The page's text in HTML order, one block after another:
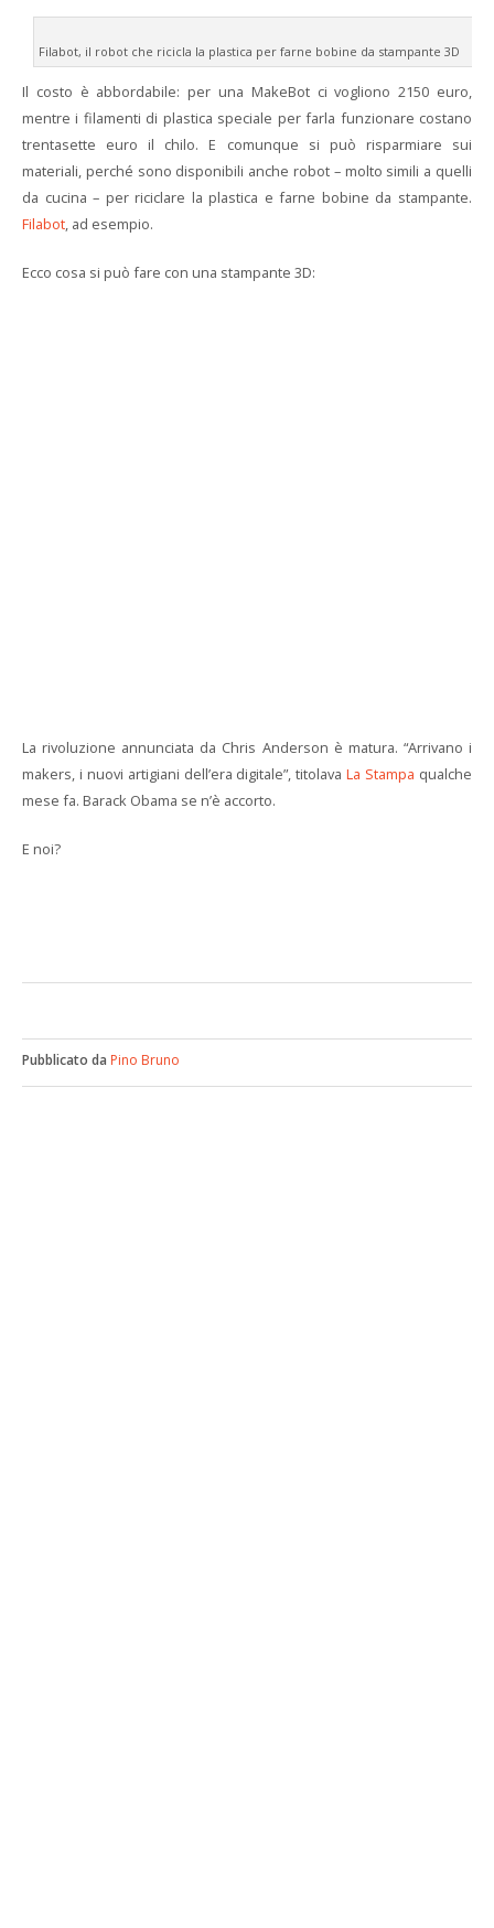
Filabot, il robot che ricicla la plastica per farne bobine da stampante 3D
Il costo è abbordabile: per una MakeBot ci vogliono 2150 euro,
mentre i filamenti di plastica speciale per farla funzionare costano
trentasette euro il chilo. E comunque si può risparmiare sui
materiali, perché sono disponibili anche robot – molto simili a quelli
da cucina – per riciclare la plastica e farne bobine da stampante.
Filabot, ad esempio.
Ecco cosa si può fare con una stampante 3D:
La rivoluzione annunciata da Chris Anderson è matura. “Arrivano i
makers, i nuovi artigiani dell’era digitale”, titolavaLa Stampa qualche
mese fa. Barack Obama se n’è accorto.
E noi?
Pubblicato da Pino Bruno